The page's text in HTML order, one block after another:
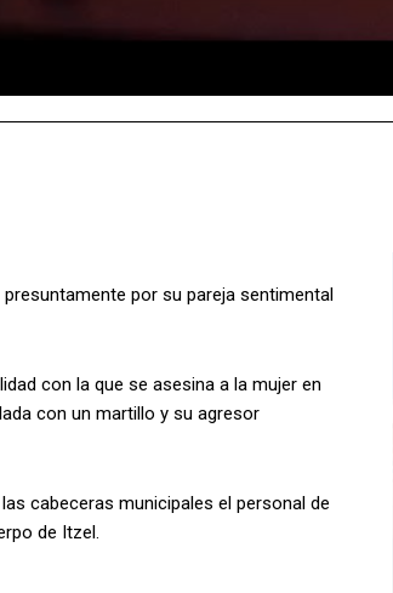
por su pareja sentimental
con la que se asesina a la mujer en
con un martillo y su agresor
cabeceras municipales el personal de
de Itzel.